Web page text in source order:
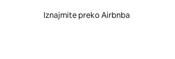
Iznajmite preko Airbnba